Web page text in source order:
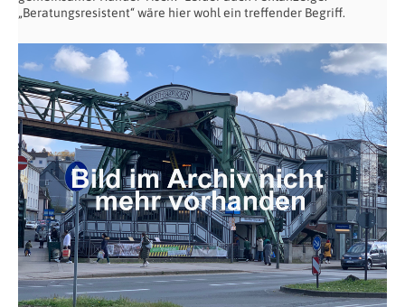
„Beratungsresistent“ wäre hier wohl ein treffender Begriff.